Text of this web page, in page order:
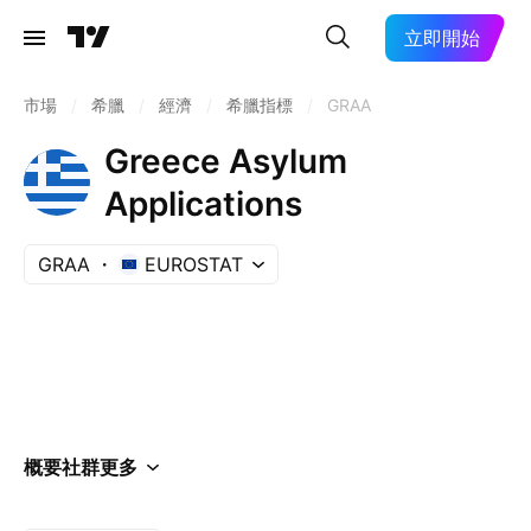
立即開始
市場 希臘 經濟 希臘指標 GRAA
Greece Asylum
Applications
GRAA EUROSTAT
概要社群更多